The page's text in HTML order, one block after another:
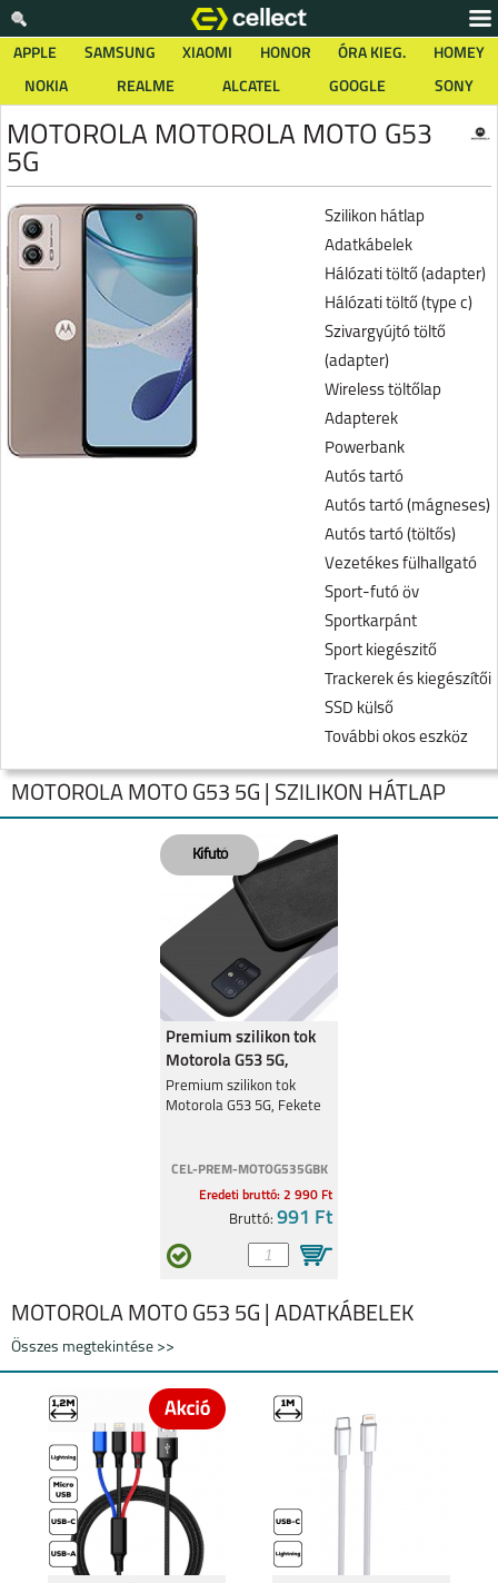
APPLE SAMSUNG XIAOMI HONOR ÓRA KIEG.
HOMEY
NOKIA
REALME ALCATEL GOOGLE SONY
MOTOROLA MOTOROLA MOTO G53
5G
Szilikon hátlap
Adatkábelek
Hálózati töltő (adapter)
Hálózati töltő (type c)
Szivargyújtó töltő
(adapter)
Wireless töltőlap
Adapterek
Powerbank
Autós tartó
Autós tartó (mágneses)
Autós tartó (töltős)
Vezetékes fülhallgató
Sport-futó öv
Sportkarpánt
Sport kiegészitő
Trackerek és kiegészítői
SSD külső
További okos eszköz
MOTO G05
MOTOROLA EDGE 40
MOTOROLA MOTO
MOTOROLA G84 5G MOTOROLA G54 5G
MOTOROLA MOTO G53 5G | SZILIKON HÁTLAP
Premium szilikon tok
Motorola G53 5G,
Fekete
Premium szilikon tok
Motorola G53 5G, Fekete
CEL-PREM-MOTOG535GBK
Eredeti bruttó: 2 990 Ft
Bruttó: 991 Ft
MOTOROLA MOTO G53 5G | ADATKÁBELEK
Összes megtekintése >>